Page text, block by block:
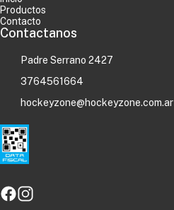
Productos
Contacto
Contactanos
Padre Serrano 2427
3764561664
hockeyzone@hockeyzone.com.ar